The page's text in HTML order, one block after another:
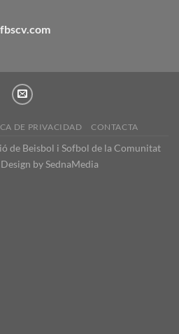
DE PRIVACIDAD CONTACTA
de Beisbol i Sofbol de la Comunitat
bySednaMedia